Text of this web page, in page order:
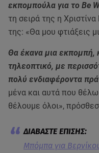
εκπομπούλα για το Be
τη σειρά της η
της: «Θα μου φτιάξεις
Θα έκανα μια εκπομπή,
τηλεοπτικό, με
πολύ ενδιαφέροντα
μένα και αυτά που
θέλουμε όλοι»,
Μπόμπα για